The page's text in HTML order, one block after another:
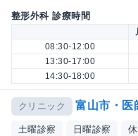
整形外科 診療時間
08:30-12:00
13:30-17:00
14:30-18:00
クリニック 富山市・医
土曜診察 日曜診察